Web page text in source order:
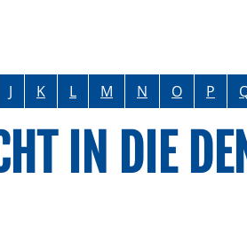
J K L M N O P
IN DIE